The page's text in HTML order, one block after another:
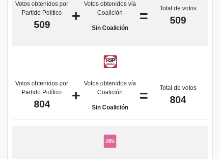
Votos obtenidos por
Partido Político
509
+
Votos obtenidos vía
Coalición
Sin Coalición
= Total de votos
509
Votos obtenidos por
Partido Político
804
+
Votos obtenidos vía
Coalición
Sin Coalición
= Total de votos
804